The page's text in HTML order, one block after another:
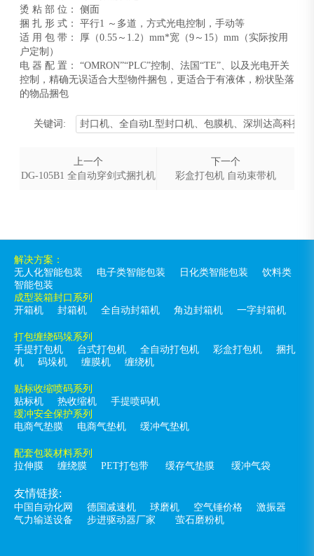
烫 粘 部 位： 侧面
捆 扎 形 式： 平行1 ～多道，方式光电控制，手动等
适 用 包 带： 厚（0.55～1.2）mm*宽（9～15）mm（实际按用
户定制）
电 器 配 置： “OMRON”“PLC”控制、法国“TE”、以及光电开关
控制，精确无误适合大型物件捆包，更适合于有液体，粉状坠落
的物品捆包
关键词: 封口机、全自动L型封口机、包膜机、深圳达高科技
上一个
DG-105B1 全自动穿剑式捆扎机
下一个
彩盒打包机 自动束带机
解决方案：
无人化智能包装
电子类智能包装 日化类智能包装
饮料类
智能包装
成型装箱封口系列
开箱机
封箱机 全自动封箱机 角边封箱机 一字封箱机
打包缠绕码垛系列
手提打包机
台式打包机 全自动打包机 彩盒打包机
捆扎
机
码垛机 缠膜机 缠绕机
贴标收缩喷码系列
贴标机
热收缩机
手提喷码机
缓冲安全保护系列
电商气垫膜
电商气垫机 缓冲气垫机
配套包装材料系列
拉伸膜
缠绕膜 PET打包带 缓存气垫膜 缓冲气袋
友情链接:
中国自动化网 德国减速机 球磨机 空气锤价格
激振器
气力输送设备
步进驱动器厂家 萤石磨粉机